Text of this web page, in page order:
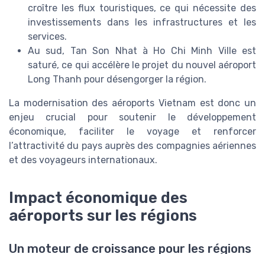
croître les flux touristiques, ce qui nécessite des
investissements dans les infrastructures et les
services.
Au sud, Tan Son Nhat à Ho Chi Minh Ville est
saturé, ce qui accélère le projet du nouvel aéroport
Long Thanh pour désengorger la région.
La modernisation des aéroports Vietnam est donc un
enjeu crucial pour soutenir le développement
économique, faciliter le voyage et renforcer
l’attractivité du pays auprès des compagnies aériennes
et des voyageurs internationaux.
Impact économique des
aéroports sur les régions
Un moteur de croissance pour les régions